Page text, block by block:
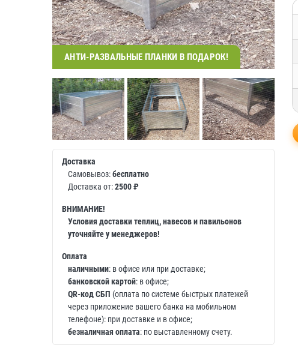
АНТИ-РАЗВАЛЬНЫЕ ПЛАНКИ В ПОДАРОК!
Доставка
Самовывоз:бесплатно
Доставка от:2500 ₽
ВНИМАНИЕ!
Условия доставки теплиц, навесов и павильонов
уточняйте у менеджеров!
Оплата
наличными: в офисе или при доставке;
банковской картой: в офисе;
QR-код СБП (оплата по системе быстрых платежей
через приложение вашего банка на мобильном
телефоне): при доставке и в офисе;
безналичная оплата: по выставленному счету.